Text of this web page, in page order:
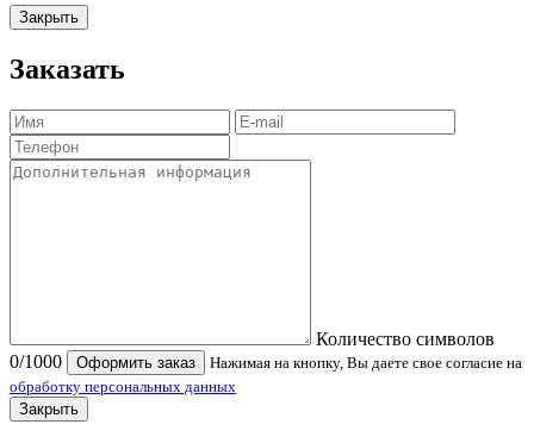
Закрыть
Заказать
Количество символов
0/1000 Оформить заказ
Нажимая на кнопку, Вы даете свое согласие на
обработку персональных данных
Закрыть